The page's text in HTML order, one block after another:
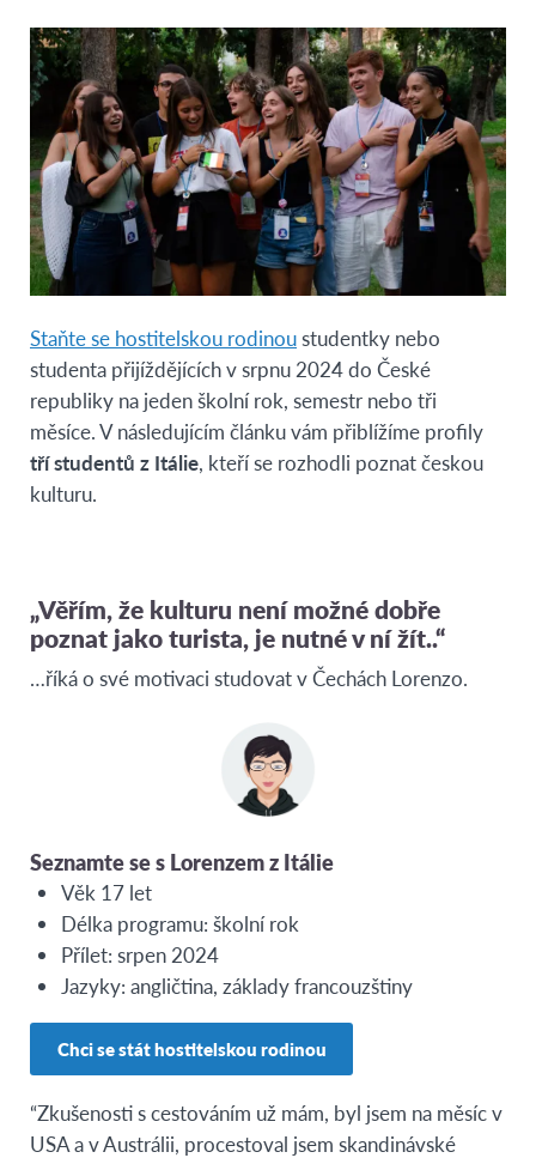
Staňte se hostitelskou rodinoustudentky nebo
studenta přijíždějících v srpnu 2024 do České
republiky na jeden školní rok, semestr nebo tři
měsíce. V následujícím článku vám přiblížíme profily
tří studentů z Itálie, kteří se rozhodli poznat českou
kulturu.
„Věřím, že kulturu není možné dobře
poznat jako turista, je nutné v ní žít..“
…říká o své motivaci studovat v Čechách Lorenzo.
Seznamte se s Lorenzem z Itálie
Věk 17 let
Délka programu: školní rok
Přílet: srpen 2024
Jazyky: angličtina, základy francouzštiny
Chci se stát hostitelskou rodinou
“Zkušenosti s cestováním už mám, byl jsem na měsíc v
USA a v Austrálii, procestoval jsem skandinávské